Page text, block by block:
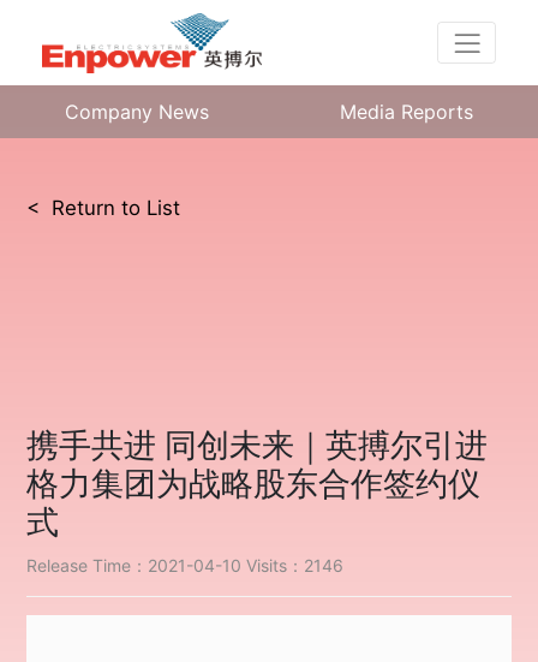
Company News Media Reports
< Return to List
携手共进 同创未来｜英搏尔引进
格力集团为战略股东合作签约仪
式
Release Time：2021-04-10 Visits：2146